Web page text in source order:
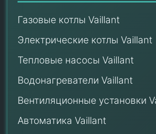
Газовые котлы Vaillant
Электрические котлы Vaillant
Тепловые насосы Vaillant
Водонагреватели Vaillant
Вентиляционные установки
Автоматика Vaillant